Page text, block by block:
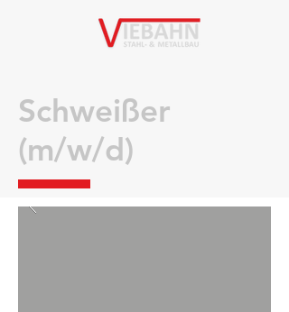
Schweißer
(m/w/d)